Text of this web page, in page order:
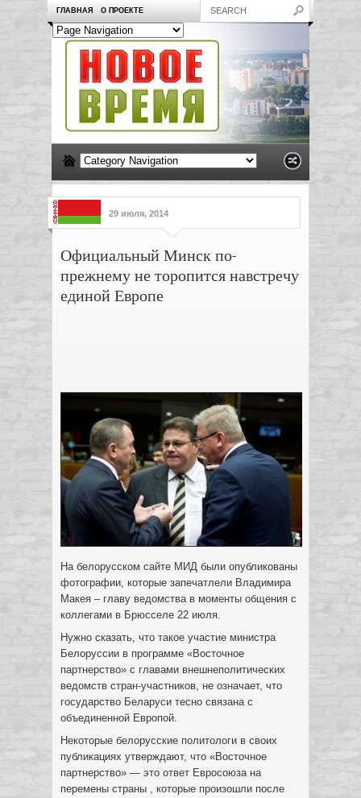
ГЛАВНАЯ О ПРОЕКТЕ
29 июля, 2014
Официальный Минск по-
прежнему не торопится навстречу
единой Европе
На белорусском сайте МИД были опубликованы
фотографии, которые запечатлели Владимира
Макея – главу ведомства в моменты общения с
коллегами в Брюсселе 22 июля.
Нужно сказать, что такое участие министра
Белоруссии в программе «Восточное
партнерство» с главами внешнеполитических
ведомств стран-участников, не означает, что
государство Беларуси тесно связана с
объединенной Европой.
Некоторые белорусские политологи в своих
публикациях утверждают, что «Восточное
партнерство» — это ответ Евросоюза на
перемены страны , которые произошли после